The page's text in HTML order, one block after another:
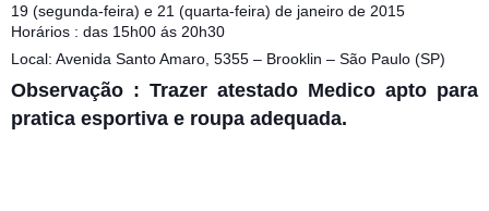
19 (segunda-feira) e 21 (quarta-feira) de janeiro de 2015
Horários : das 15h00 ás 20h30
Local: Avenida Santo Amaro, 5355 – Brooklin – São Paulo (SP)
Observação : Trazer atestado Medico apto para
pratica esportiva e roupa adequada.